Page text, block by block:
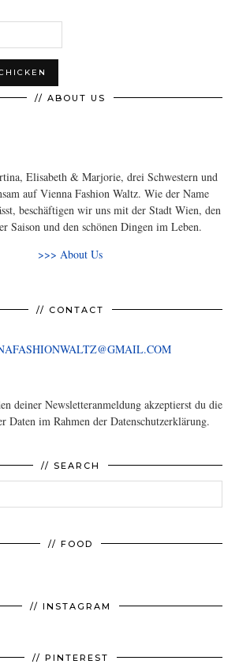
// ABOUT US
Elisabeth & Marjorie, drei Schwestern und
auf Vienna Fashion Waltz. Wie der Name
beschäftigen wir uns mit der Stadt Wien, den
Saison und den schönen Dingen im Leben.
>>> About Us
// CONTACT
deiner Newsletteranmeldung akzeptierst du die
Daten im Rahmen der Datenschutzerklärung.
// SEARCH
// FOOD
// INSTAGRAM
// PINTEREST